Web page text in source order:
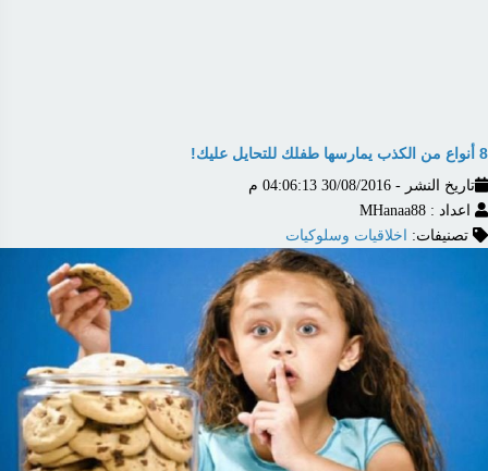
8 أنواع من الكذب يمارسها طفلك للتحايل عليك!
تاريخ النشر - 30/08/2016 04:06:13 م
اعداد : MHanaa88
تصنيفات:
اخلاقيات وسلوكيات